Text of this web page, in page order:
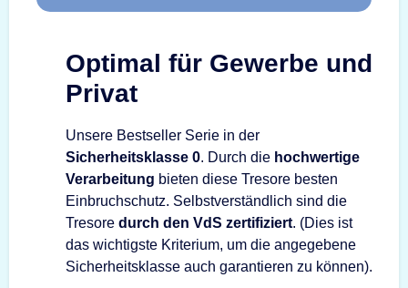
Optimal für Gewerbe und
Privat
Unsere Bestseller Serie in der
Sicherheitsklasse 0. Durch die hochwertige
Verarbeitung bieten diese Tresore besten
Einbruchschutz. Selbstverständlich sind die
Tresore durch den VdS zertifiziert. (Dies ist
das wichtigste Kriterium, um die angegebene
Sicherheitsklasse auch garantieren zu können).